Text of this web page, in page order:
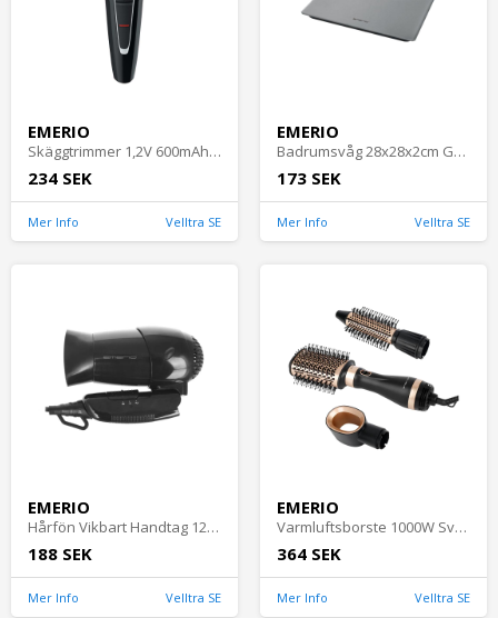
EMERIO
Skäggtrimmer 1,2V 600mAh Emerio
234 SEK
Mer Info Velltra SE
EMERIO
Badrumsvåg 28x28x2cm Grå Emerio
173 SEK
Mer Info Velltra SE
EMERIO
Hårfön Vikbart Handtag 1200W Svart Emerio
188 SEK
Mer Info Velltra SE
EMERIO
Varmluftsborste 1000W Svart/Guld Emerio
364 SEK
Mer Info Velltra SE